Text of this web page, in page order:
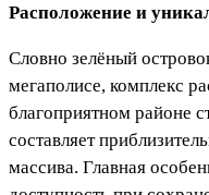
Расположение и
Словно зелёный
мегаполисе, комплекс
благоприятном районе
составляет
массива. Главная